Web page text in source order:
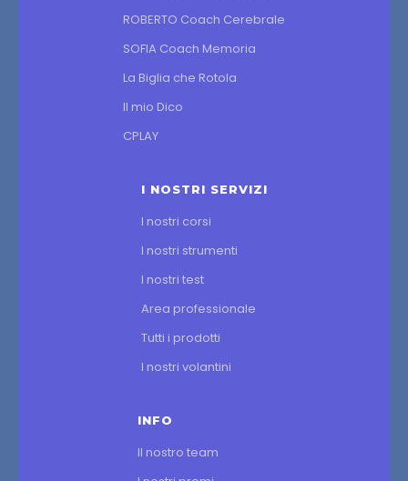
ROBERTO Coach Cerebrale
SOFIA Coach Memoria
La Biglia che Rotola
Il mio Dico
CPLAY
I NOSTRI SERVIZI
I nostri corsi
I nostri strumenti
I nostri test
Area professionale
Tutti i prodotti
I nostri volantini
INFO
Il nostro team